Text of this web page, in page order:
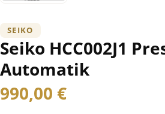
SEIKO
Seiko HCC002J1
Automatik
990,00 €